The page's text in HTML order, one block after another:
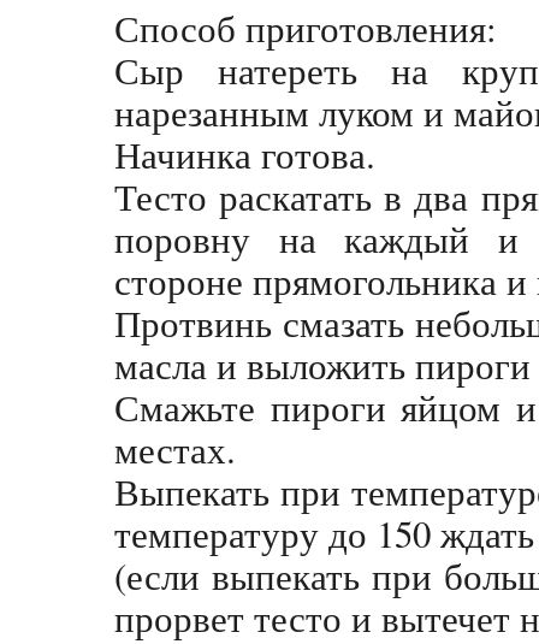
Способ приготовления:
Сыр натереть на
нарезанным луком и
Начинка готова.
Тесто раскатать в два
поровну на каждый и
стороне прямогольника
Протвинь смазать
масла и выложить
Смажьте пироги яйцом
местах.
Выпекать при
температуру до 150
(если выпекать при
прорвет тесто и вытечет